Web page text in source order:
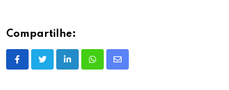
Compartilhe:
LinkedInWhatsappShare